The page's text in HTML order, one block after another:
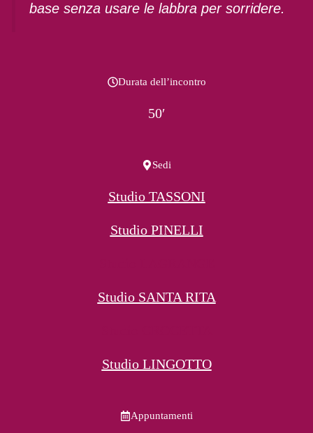
base senza usare le labbra per sorridere.
Durata dell’incontro
50′
Sedi
Studio TASSONI
Studio PINELLI
Studio SANTA RITA
Studio LINGOTTO
Appuntamenti